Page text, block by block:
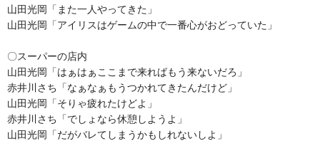
山田光岡「また一人やってきた」
山田光岡「アイリスはゲームの中で一番心がおどっていた」
〇スーパーの店内
山田光岡「はぁはぁここまで来ればもう来ないだろ」
赤井川さち「なぁなぁもうつかれてきたんだけど」
山田光岡「そりゃ疲れたけどよ」
赤井川さち「でしょなら休憩しようよ」
山田光岡「だがバレてしまうかもしれないしよ」